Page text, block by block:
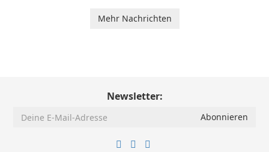
Mehr Nachrichten
Newsletter: